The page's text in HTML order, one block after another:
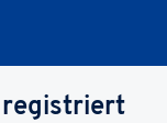
registriert